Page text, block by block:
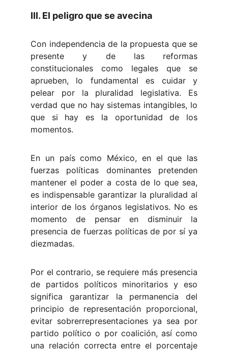
III. El peligro que se avecina
Con independencia de la propuesta que se
presente y de las reformas
constitucionales como legales que se
aprueben, lo fundamental es cuidar y
pelear por la pluralidad legislativa. Es
verdad que no hay sistemas intangibles, lo
que si hay es la oportunidad de los
momentos.
En un país como México, en el que las
fuerzas políticas dominantes pretenden
mantener el poder a costa de lo que sea,
es indispensable garantizar la pluralidad al
interior de los órganos legislativos. No es
momento de pensar en disminuir la
presencia de fuerzas políticas de por sí ya
diezmadas.
Por el contrario, se requiere más presencia
de partidos políticos minoritarios y eso
significa garantizar la permanencia del
principio de representación proporcional,
evitar sobrerrepresentaciones ya sea por
partido político o por coalición, así como
una relación correcta entre el porcentaje